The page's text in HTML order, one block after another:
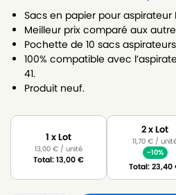
Sacs en papier pour aspirateur
Meilleur prix comparé aux
Pochette de 10 sacs
100% compatible avec
41.
Produit neuf.
1 x Lot
13,00€ / unité
Total:13,00€
2 x Lot
11,70€ /
-10%
Total:23,40